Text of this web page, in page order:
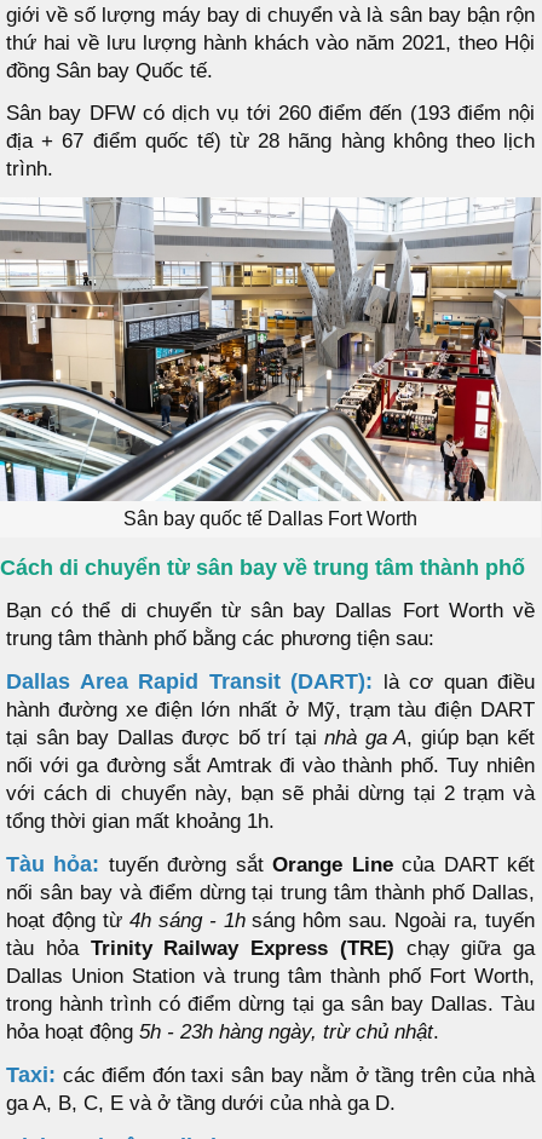
giới về số lượng máy bay di chuyển và là sân bay bận rộn
thứ hai về lưu lượng hành khách vào năm 2021, theo Hội
đồng Sân bay Quốc tế.
Sân bay DFW có dịch vụ tới 260 điểm đến (193 điểm nội
địa + 67 điểm quốc tế) từ 28 hãng hàng không theo lịch
trình.
Sân bay quốc tế Dallas Fort Worth
Cách di chuyển từ sân bay về trung tâm thành phố
Bạn có thể di chuyển từ sân bay Dallas Fort Worth về
trung tâm thành phố bằng các phương tiện sau:
Dallas Area Rapid Transit (DART): là cơ quan điều
hành đường xe điện lớn nhất ở Mỹ, trạm tàu điện DART
tại sân bay Dallas được bố trí tạinhà ga A, giúp bạn kết
nối với ga đường sắt Amtrak đi vào thành phố. Tuy nhiên
với cách di chuyển này, bạn sẽ phải dừng tại 2 trạm và
tổng thời gian mất khoảng 1h.
Tàu hỏa: tuyến đường sắtOrange Linecủa DART kết
nối sân bay và điểm dừng tại trung tâm thành phố Dallas,
hoạt động từ4h sáng - 1hsáng hôm sau. Ngoài ra, tuyến
tàu hỏa Trinity Railway Express (TRE) chạy giữa ga
Dallas Union Station và trung tâm thành phố Fort Worth,
trong hành trình có điểm dừng tại ga sân bay Dallas. Tàu
hỏa hoạt động 5h - 23h hàng ngày, trừ chủ nhật.
Taxi: các điểm đón taxi sân bay nằm ở tầng trên của nhà
ga A, B, C, E và ở tầng dưới của nhà ga D.